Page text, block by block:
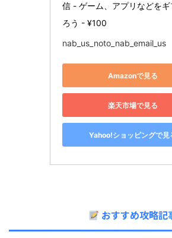
信 - ゲーム、アプリなどを
ろう - ¥100
nab_us_noto_nab_email_us
Amazonで見る
楽天市場で見る
Yahoo!ショッピングで見
おすすめ攻略記